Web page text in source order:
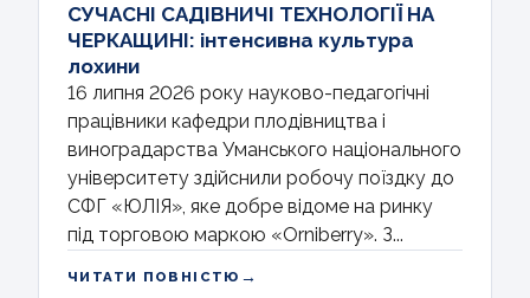
СУЧАСНІ САДІВНИЧІ ТЕХНОЛОГІЇ НА
ЧЕРКАЩИНІ: інтенсивна культура
лохини
16 липня 2026 року науково-педагогічні
працівники кафедри плодівництва і
виноградарства Уманського національного
університету здійснили робочу поїздку до
СФГ «ЮЛІЯ», яке добре відоме на ринку
під торговою маркою «Orniberry». З...
ЧИТАТИ ПОВНІСТЮ →